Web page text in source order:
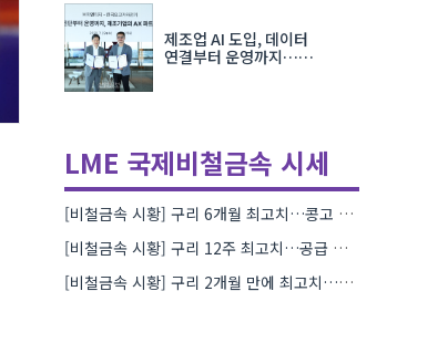
차세대 반도체 패키징 산업전
08.26~08.28 수원컨벤션센터
제조업 AI 도입, 데이터
연결부터 운영까지…
LME 국제비철금속 시세
[비철금속 시황] 구리 6개월 최고치…콩고 수출 규제에 공급 우려 확대
[비철금속 시황] 구리 12주 최고치…공급 부족 우려에 강세
[비철금속 시황] 구리 2개월 만에 최고치…재고 감소에 공급 부족 우려 확대